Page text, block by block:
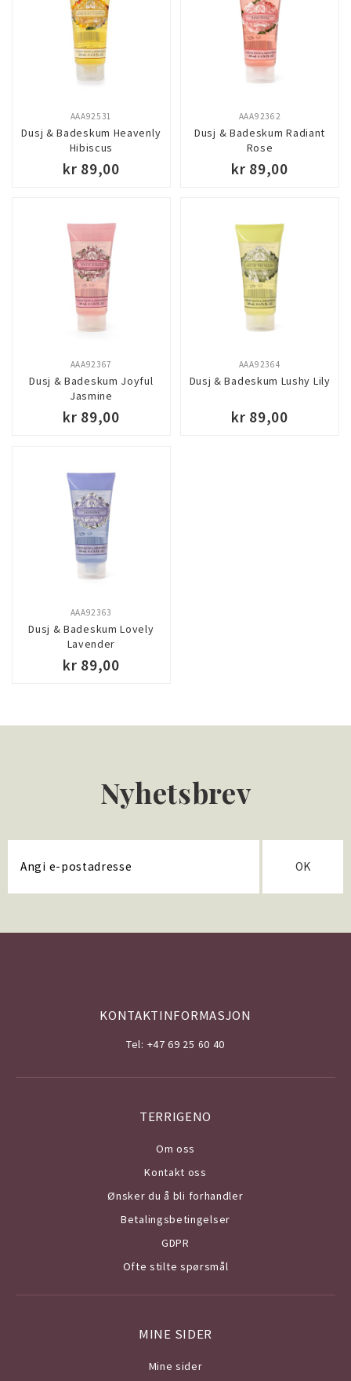
Dusj & Badeskum Heavenly
Hibiscus
AAA92531
kr 89,00
Dusj & Badeskum Radiant
Rose
AAA92362
kr 89,00
Dusj & Badeskum Joyful
Jasmine
AAA92367
kr 89,00
Dusj & Badeskum Lushy Lily
AAA92364
kr 89,00
Dusj & Badeskum Lovely
Lavender
AAA92363
kr 89,00
Nyhetsbrev
OK
KONTAKTINFORMASJON
Tel: +47 69 25 60 40
TERRIGENO
Om oss
Kontakt oss
Ønsker du å bli forhandler
Betalingsbetingelser
GDPR
Ofte stilte spørsmål
MINE SIDER
Mine sider